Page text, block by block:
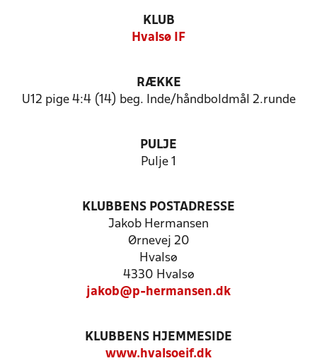
KLUB
Hvalsø IF
RÆKKE
U12 pige 4:4 (14) beg. Inde/håndboldmål 2.runde
PULJE
Pulje 1
KLUBBENS POSTADRESSE
Jakob Hermansen
Ørnevej 20
Hvalsø
4330 Hvalsø
jakob@p-hermansen.dk
KLUBBENS HJEMMESIDE
www.hvalsoeif.dk